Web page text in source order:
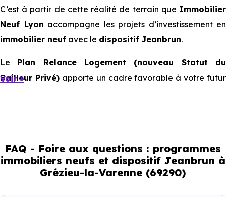
C’est à partir de cette réalité de terrain que Immobilier
Neuf Lyon accompagne les projets d’investissement en
immobilier neuf avec le dispositif Jeanbrun.
Le Plan Relance Logement (nouveau Statut du
Bailleur Privé)apporte un cadre favorable à votre futur
comportent pas de la même manière, tous les logements
ne répondent pas à la même demande, et toutes les
résidences n’offrent pas le même potentiel locatif.
Voir +
FAQ - Foire aux questions : programmes
immobiliers neufs et dispositif Jeanbrun à
Grézieu-la-Varenne (69290)